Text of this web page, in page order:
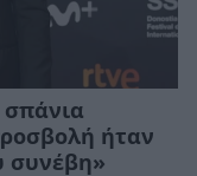
ήταν
συνέβη»